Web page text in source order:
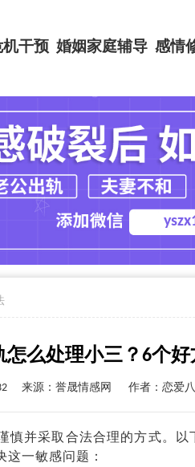
干预 婚姻家庭辅导 感情
怎么处理小三？6个好
来源：誉晟情感网 作者： 恋爱
慎并采取合法合理的方式。
一敏感问题：